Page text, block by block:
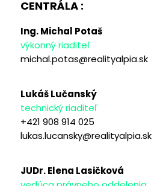
CENTRÁLA :
Ing. Michal Potaš
výkonný riaditeľ
michal.potas@realityalpia.sk
Lukáš Lučanský
technický riaditeľ
+421 908 914 025
lukas.lucansky@realityalpia.sk
JUDr. Elena Lasičková